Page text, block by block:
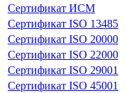
Сертификат ИСМ
Сертификат ISO 13485
Сертификат ISO 20000
Сертификат ISO 22000
Сертификат ISO 29001
Сертификат ISO 45001